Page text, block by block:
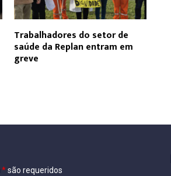
Trabalhadores do setor de
saúde da Replan entram em
greve
*são requeridos